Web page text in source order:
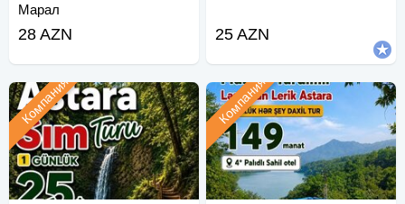
Марал
28 AZN 25 AZN
Компания Компания